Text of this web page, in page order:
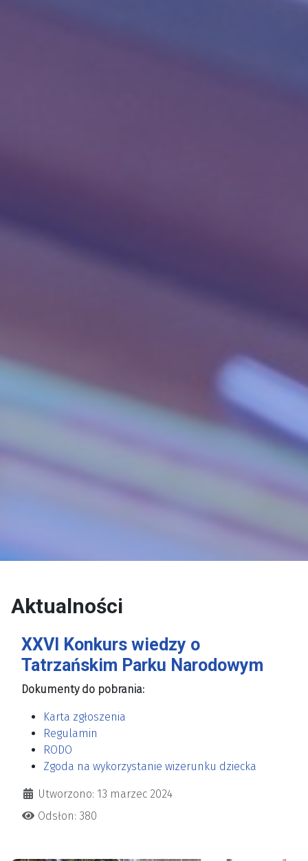
Aktualności
XXVI Konkurs wiedzy o
Tatrzańskim Parku Narodowym
Dokumenty do pobrania:
Karta zgłoszenia
Regulamin
RODO
Zgoda na wykorzystanie wizerunku dziecka
Utworzono: 13 marzec 2024
Odsłon: 380